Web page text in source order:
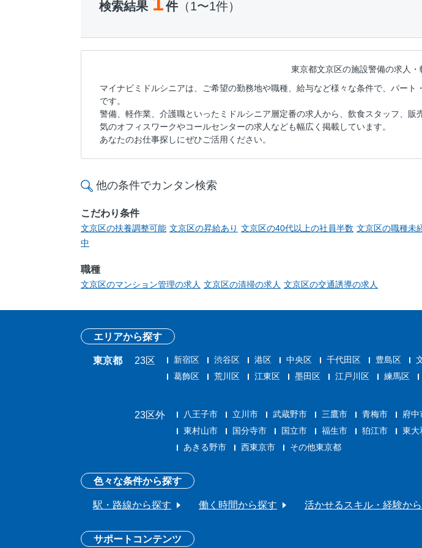
検索結果 件（1〜1件）
東京都文京区の施設警備の求人・
マイナビミドルシニアは、ご希望の勤務地や職種、給与など様々な条件で、パー
です。
警備、軽作業、介護職といったミドルシニア層定番の求人から、飲食スタッフ、
気のオフィスワークやコールセンターの求人なども幅広く掲載しています。
あなたのお仕事探しにぜひご活用ください。
他の条件でカンタン検索
こだわり条件
文京区の扶養調整可能 文京区の昇給あり 文京区の40代以上の社員半数 文京区の職種未
中
職種
文京区のマンション管理の求人 文京区の清掃の求人 文京区の交通誘導の求人
エリアから探す
東京都 23区 新宿区 渋谷区 港区 中央区 千代田区 豊島区
葛飾区
荒川区 江東区 墨田区 江戸川区 練馬区
23区外 八王子市 立川市 武蔵野市 三鷹市 青梅市 府中
東村山市
国分寺市 国立市 福生市 狛江市 東大
あきる野市
西東京市 その他東京都
色々な条件から探す
駅・路線から探す 働く時間から探す 活かせるスキル・経験か
サポートコンテンツ